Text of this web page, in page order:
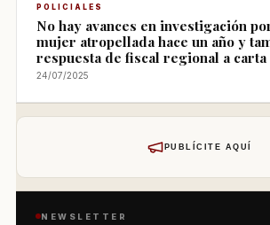
POLICIALES
No hay avances en investigación
mujer atropellada hace un año y
respuesta de fiscal regional a carta
24/07/2025
PUBLÍCITE AQUÍ
NEWSLETTER